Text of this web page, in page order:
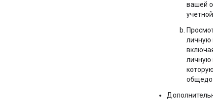
вашей
учетной
личную
включая
личную
которую